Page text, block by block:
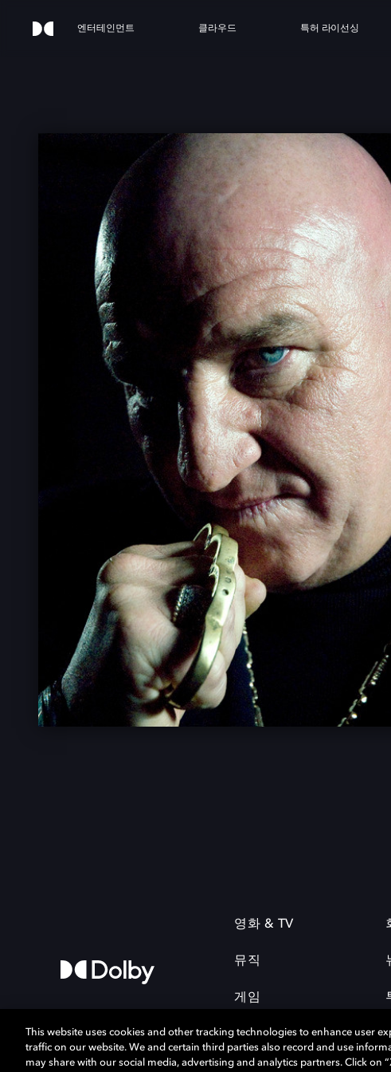
엔터테인먼트 클라우드 특허 라이선싱
영화 & TV
뮤직
게임
This website uses cookies and other tracking technologies to enhance user
traffic on our website. We and certain third parties also record and use
may share with our social media, advertising and analytics partners. Click on